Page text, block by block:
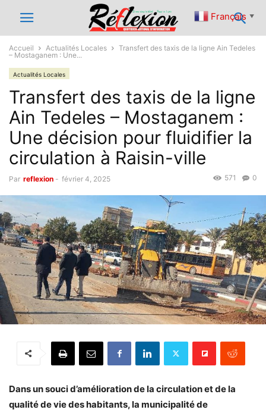
Accueil Actualités Locales
Transfert des taxis de la ligne Ain Tedeles
– Mostaganem : Une...
Actualités Locales
Transfert des taxis de la ligne
Ain Tedeles – Mostaganem :
Une décision pour fluidifier la
circulation à Raisin-ville
Par reflexion - février 4, 2025 0
571
Dans un souci d’amélioration de la circulation et de la
qualité de vie des habitants, la municipalité de
Français ▼